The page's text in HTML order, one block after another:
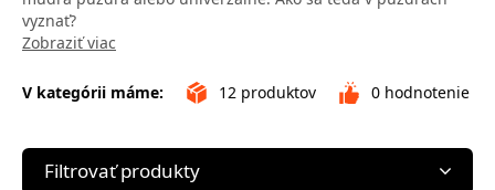
vyznať?
Zobraziť viac
V kategórii máme: 12 produktov 0 hodnotenie
Filtrovať produkty